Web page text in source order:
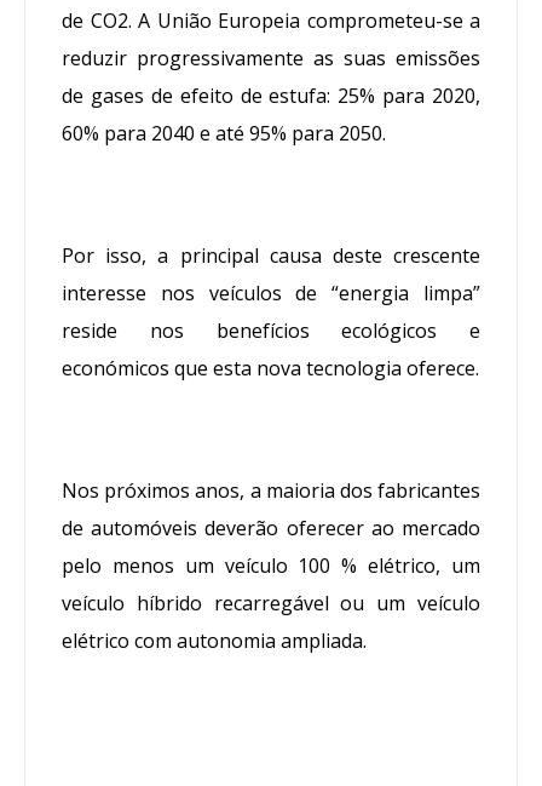
de CO2. A União Europeia comprometeu-se a
reduzir progressivamente as suas emissões
de gases de efeito de estufa: 25% para 2020,
60% para 2040 e até 95% para 2050.
Por isso, a principal causa deste crescente
interesse nos veículos de “energia limpa”
reside nos benefícios ecológicos e
económicos que esta nova tecnologia oferece.
Nos próximos anos, a maioria dos fabricantes
de automóveis deverão oferecer ao mercado
pelo menos um veículo 100 % elétrico, um
veículo híbrido recarregável ou um veículo
elétrico com autonomia ampliada.